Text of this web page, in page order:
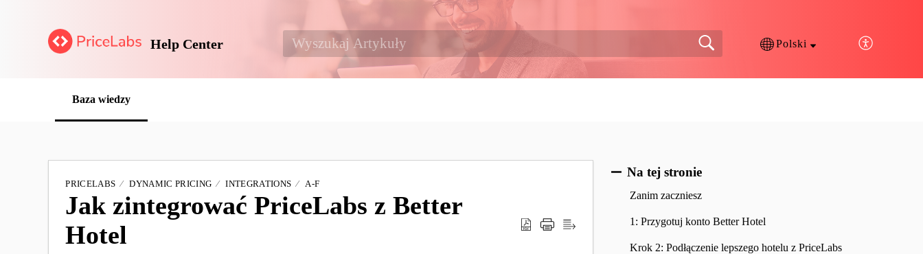
Help Center Polski
Baza wiedzy
PRICELABS DYNAMIC PRICING INTEGRATIONS A-F
Jak zintegrować PriceLabs z Better
Hotel
Na tej stronie
Zanim zaczniesz
1: Przygotuj konto Better Hotel
Krok 2: Podłączenie lepszego hotelu z PriceLabs